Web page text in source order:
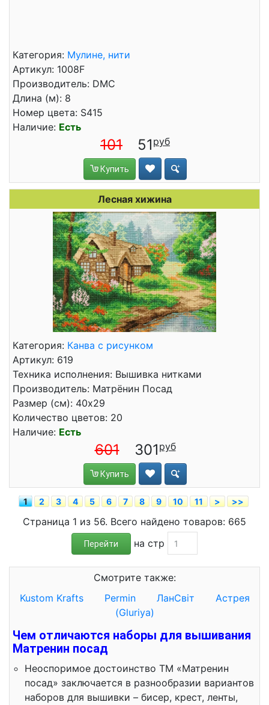
Категория: Мулине, нити
Артикул: 1008F
Производитель: DMC
Длина (м): 8
Номер цвета: S415
Наличие: Есть
101 51
Купить
Лесная хижина
Категория: Канва с рисунком
Артикул: 619
Техника исполнения: Вышивка нитками
Производитель: Матрёнин Посад
Размер (см): 40x29
Количество цветов: 20
Наличие: Есть
601 301
Купить
1 2 3 4 5 6 7 8 9 10 11 > >>
Страница 1 из 56. Всего найдено товаров: 665
Перейти на стр
Смотрите также:
Kustom Krafts
Permin ЛанСвiт
Астрея
(Gluriya)
Чем отличаются наборы для вышивания
Матренин посад
Неоспоримое достоинство ТМ «Матренин
посад» заключается в разнообразии вариантов
наборов для вышивки – бисер, крест, ленты,